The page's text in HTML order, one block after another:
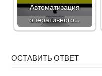
Автоматизация
оперативного…
ОСТАВИТЬ ОТВЕТ